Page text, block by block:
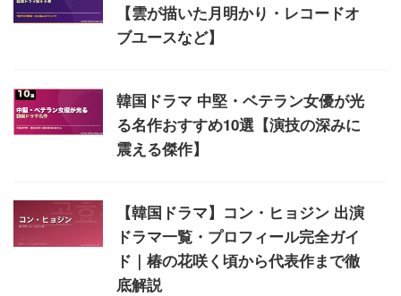
【雲が描いた月明かり・レコードオ
ブユースなど】
韓国ドラマ 中堅・ベテラン女優が光
る名作おすすめ10選【演技の深みに
震える傑作】
【韓国ドラマ】コン・ヒョジン 出演
ドラマ一覧・プロフィール完全ガイ
ド｜椿の花咲く頃から代表作まで徹
底解説